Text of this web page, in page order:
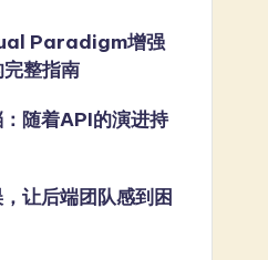
Paradigm增强
整指南
随着API的演进持
让后端团队感到困